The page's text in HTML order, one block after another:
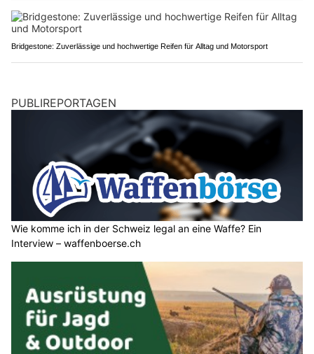
Bridgestone: Zuverlässige und hochwertige Reifen für Alltag und Motorsport
PUBLIREPORTAGEN
Wie komme ich in der Schweiz legal an eine Waffe? Ein
Interview – waffenboerse.ch